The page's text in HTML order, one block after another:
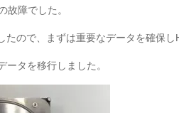
故障でした。
たので、まずは重要なデータを確保し
ータを移行しました。